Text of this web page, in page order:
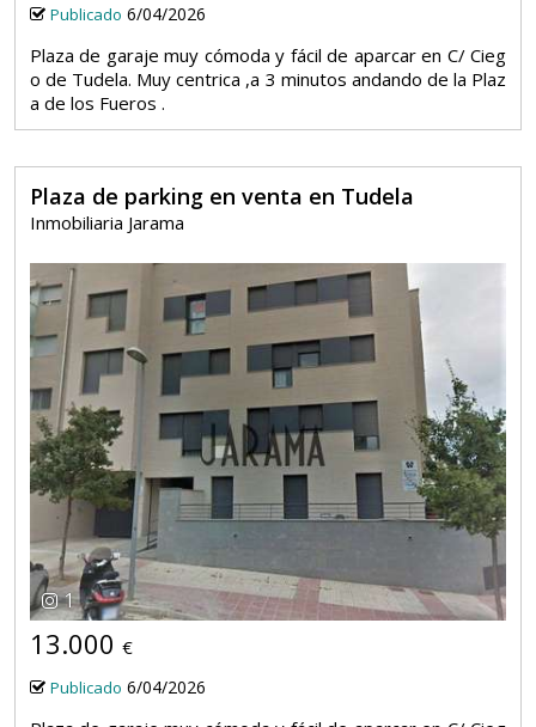
Publicado 6/04/2026
Plaza de garaje muy cómoda y fácil de aparcar en C/ Cieg
o de Tudela. Muy centrica ,a 3 minutos andando de la Plaz
a de los Fueros .
Plaza de parking en venta en Tudela
Inmobiliaria Jarama
1
13.000 €
Publicado 6/04/2026